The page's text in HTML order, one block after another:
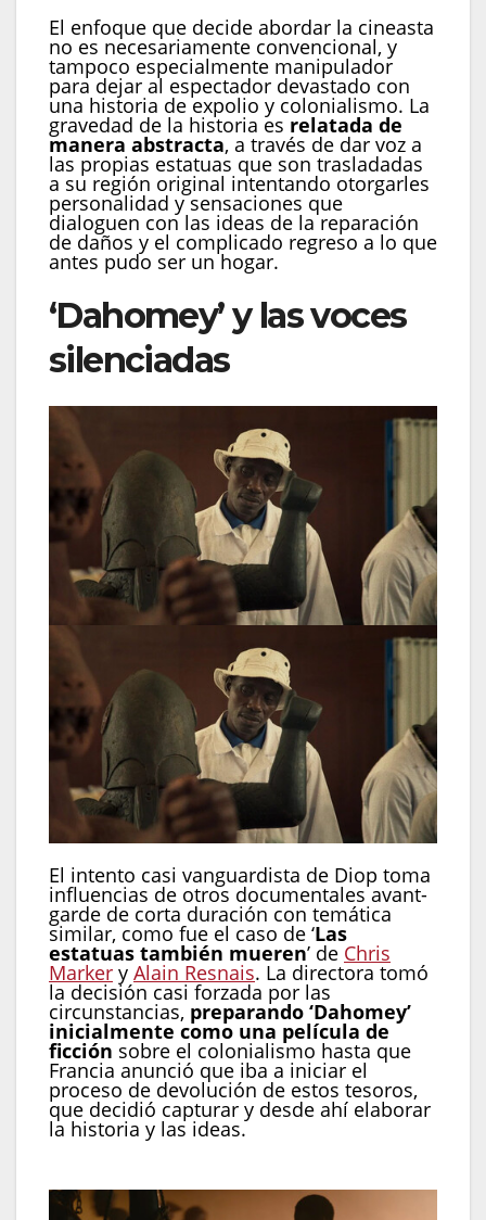
El enfoque que decide abordar la cineasta
no es necesariamente convencional, y
tampoco especialmente manipulador
para dejar al espectador devastado con
una historia de expolio y colonialismo. La
gravedad de la historia es relatada de
manera abstracta, a través de dar voz a
las propias estatuas que son trasladadas
a su región original intentando otorgarles
personalidad y sensaciones que
dialoguen con las ideas de la reparación
de daños y el complicado regreso a lo que
antes pudo ser un hogar.
‘Dahomey’ y las voces
silenciadas
El intento casi vanguardista de Diop toma
influencias de otros documentales avant-
garde de corta duración con temática
similar, como fue el caso de ‘Las
estatuas también mueren’ de Chris
Marker y Alain Resnais. La directora tomó
la decisión casi forzada por las
circunstancias, preparando ‘Dahomey’
inicialmente como una película de
ficción sobre el colonialismo hasta que
Francia anunció que iba a iniciar el
proceso de devolución de estos tesoros,
que decidió capturar y desde ahí elaborar
la historia y las ideas.